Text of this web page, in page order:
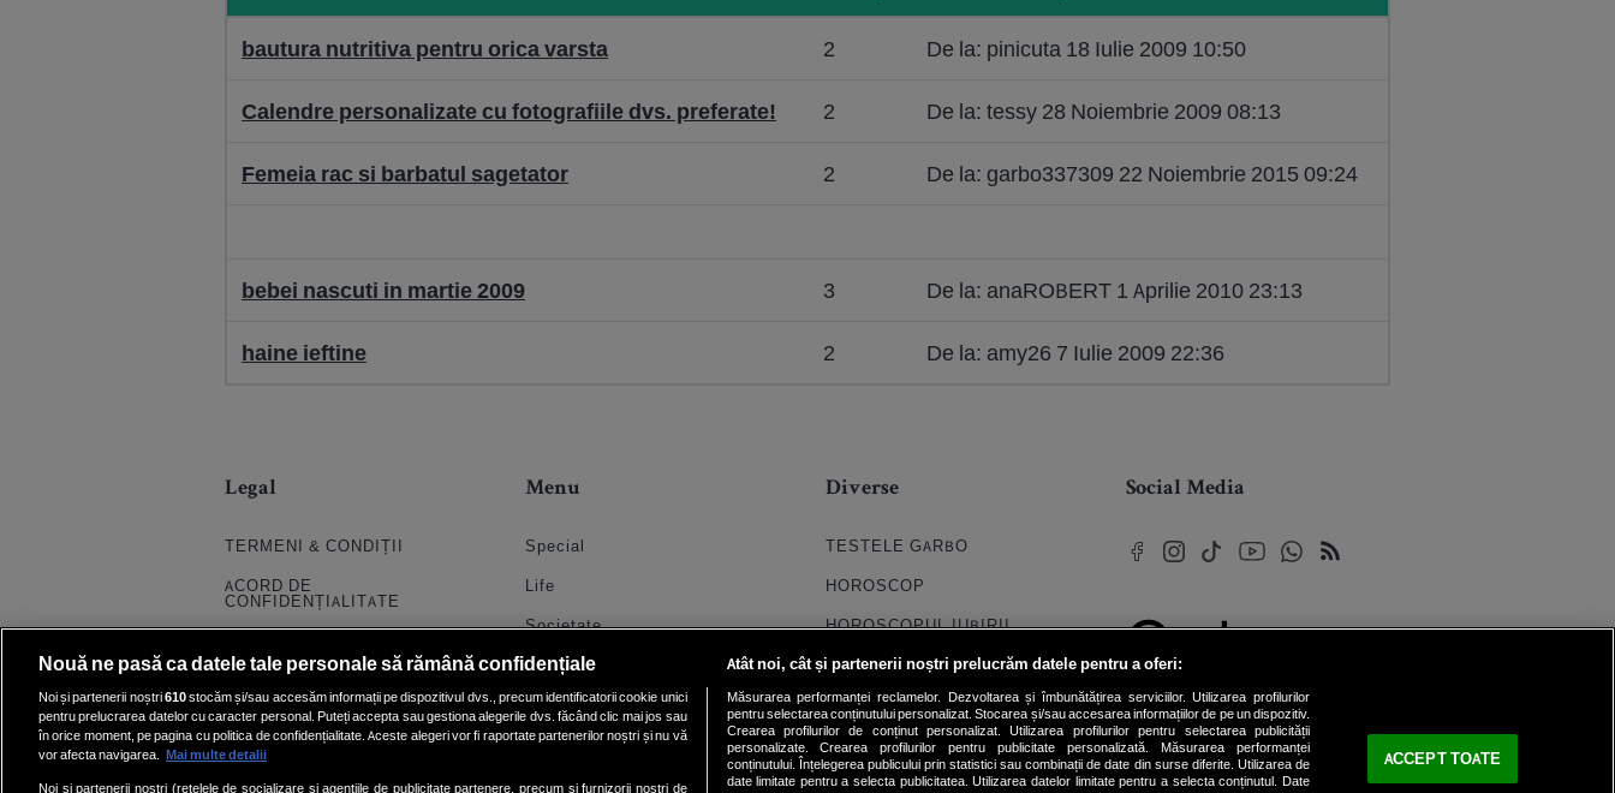
bautura nutritiva pentru orica varsta 2 De la: pinicuta 18 Iulie 2009 10:50
Calendre personalizate cu fotografiile dvs. preferate! 2 De la: tessy 28 Noiembrie 2009 08:13
Femeia rac si barbatul sagetator 2 De la: garbo337309 22 Noiembrie 2015 09:24
bebei nascuti in martie 2009 3 De la: anaROBERT 1 Aprilie 2010 23:13
haine ieftine 2 De la: amy26 7 Iulie 2009 22:36
Legal
TERMENI & CONDIȚII
ACORD DE
CONFIDENȚIALITATE
PRELUCRAREA DATELOR
CONTACT
SETĂRI COOKIE
Menu
Special
Life
Societate
Stil
Horoscop
Quiz
Echipa
Diverse
TESTELE GARBO
HOROSCOP
HOROSCOPUL IUBIRII
FORUMURI
TRATAMENTE NATURISTE
DICTIONARE NUME
Social Media
Toate drepturile rezervate
Nouă ne pasă ca datele tale personale să rămână confidențiale
Noi și partenerii noștri610stocăm și/sau accesăm informații pe dispozitivul dvs., precum identificatorii cookie unici
pentru prelucrarea datelor cu caracter personal. Puteți accepta sau gestiona alegerile dvs. făcând clic mai jos sau
în orice moment, pe pagina cu politica de confidențialitate. Aceste alegeri vor fi raportate partenerilor noștri și nu vă
vor afecta navigarea. Mai multe detalii
Noi si partenerii nostri (retelele de socializare si agentiile de publicitate partenere, precum si furnizorii nostri de
Atât noi, cât și partenerii noștri prelucrăm datele pentru a oferi:
Măsurarea performanței reclamelor. Dezvoltarea și îmbunătățirea serviciilor. Utilizarea profilurilor
pentru selectarea conținutului personalizat. Stocarea și/sau accesarea informațiilor de pe un dispozitiv.
Crearea profilurilor de conținut personalizat. Utilizarea profilurilor pentru selectarea publicității
personalizate. Crearea profilurilor pentru publicitate personalizată. Măsurarea performanței
conținutului. Înțelegerea publicului prin statistici sau combinații de date din surse diferite. Utilizarea de
date limitate pentru a selecta publicitatea. Utilizarea datelor limitate pentru a selecta conținutul. Date
ACCEPT TOATE